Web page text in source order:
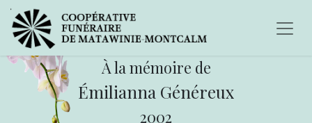
À la mémoire de
Émilianna Généreux
2002